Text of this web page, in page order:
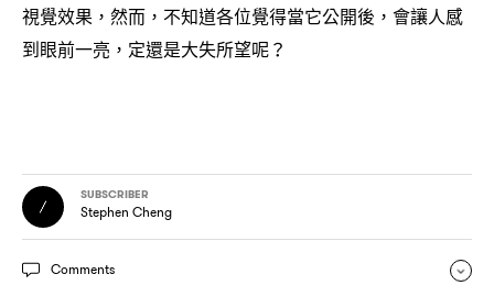
視覺效果 ， 然而 ， 不知道各位覺得當它公開後 ， 會讓人感
到眼前一亮 ， 定還是大失所望呢？
SUBSCRIBER
Stephen Cheng
Comments